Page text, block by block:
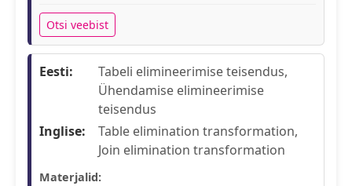
Otsi veebist
Eesti:
Tabeli elimineerimise teisendus,
Ühendamise elimineerimise
teisendus
Inglise:
Table elimination transformation,
Join elimination transformation
Materjalid: